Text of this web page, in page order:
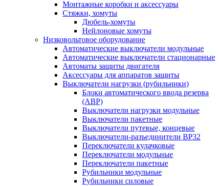
Монтажные коробки и аксессуары
Стяжки, хомуты
Дюбель-хомуты
Нейлоновые хомуты
Низковольтовое оборудование
Автоматические выключатели модульные
Автоматические выключатели стационарные
Автоматы защиты двигателя
Аксессуары для аппаратов защиты
Выключатели нагрузки (рубильники)
Блоки автоматического ввода резерва
(АВР)
Выключатели нагрузки модульные
Выключатели пакетные
Выключатели путевые, концевые
Выключатели-разъединители ВР32
Переключатели кулачковые
Переключатели модульные
Переключатели пакетные
Рубильники модульные
Рубильники силовые